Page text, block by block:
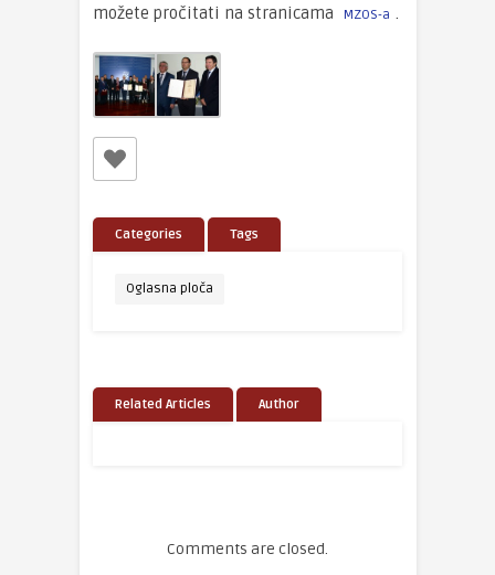
možete pročitati na stranicama
MZOS-a .
Categories Tags
Oglasna ploča
Related Articles Author
Comments are closed.